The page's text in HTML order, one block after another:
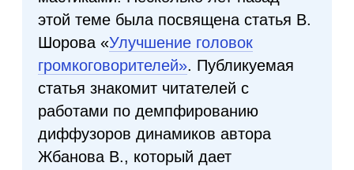
этой теме была посвящена статья В.
Шорова «Улучшение головок
громкоговорителей». Публикуемая
статья знакомит читателей с
работами по демпфированию
диффузоров динамиков автора
Жбанова В., который дает